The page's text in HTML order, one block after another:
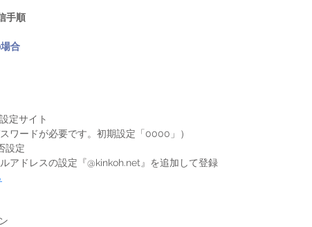
手順
合
設定サイト
パスワードが必要です。初期設定「0000」）
設定
ールアドレスの設定『@kinkoh.net』を追加して登録